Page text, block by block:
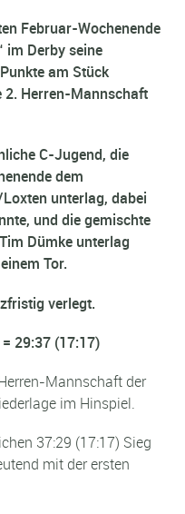
Februar-Wochenende
im Derby seine
am Stück
2. Herren-Mannschaft
C-Jugend, die
dem
unterlag, dabei
und die gemischte
Dümke unterlag
Tor.
verlegt.
29:37 (17:17)
Mannschaft der
im Hinspiel.
37:29 (17:17) Sieg
mit der ersten